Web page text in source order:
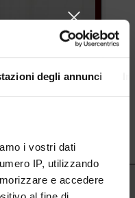
degli annunci
i vostri dati
IP, utilizzando
e accedere
SOLO PRESSO I